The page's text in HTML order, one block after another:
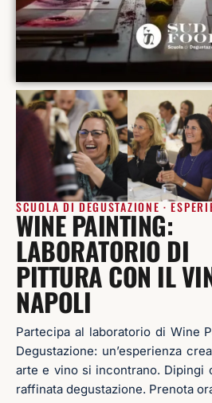
SCUOLA DI DEGUSTAZIONE ·
WINE PAINTING:
LABORATORIO DI
PITTURA CON IL
NAPOLI
Partecipa al laboratorio di Wine
Degustazione: un’esperienza
arte e vino si incontrano. Dipingi
raffinata degustazione. Prenota